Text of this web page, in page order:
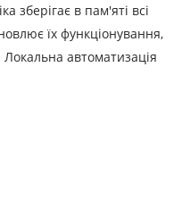
зберігає в пам'яті всі
їх функціонування,
Локальна автоматизація